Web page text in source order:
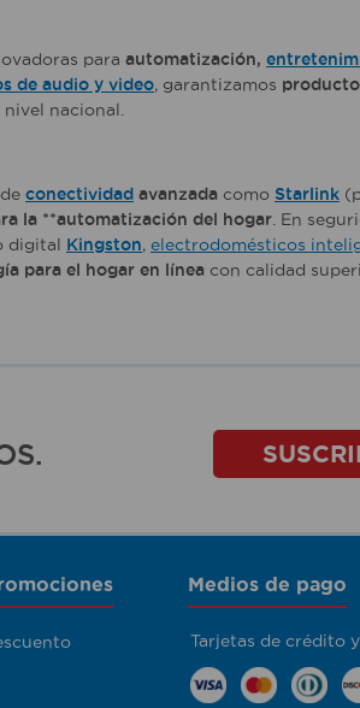
para automatización,
de audio y video, garantizamos
nivel nacional.
conectividad avanzada como Starlink
la **automatización del hogar . En
digital Kingston, electrodomésticos
para el hogar en línea con calidad
Medios de pago
Tarjetas de crédito